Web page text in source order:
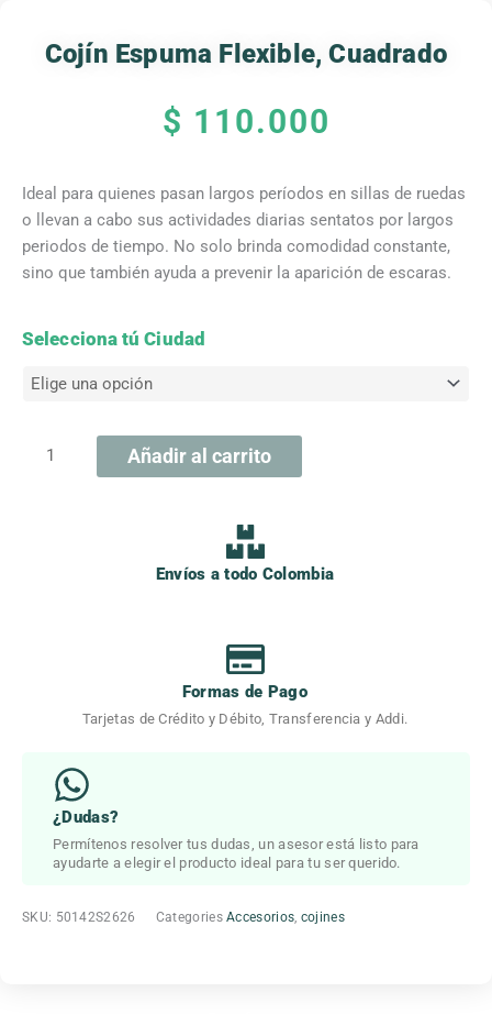
Cojín Espuma Flexible, Cuadrado
$ 110.000
Ideal para quienes pasan largos períodos en sillas de ruedas
o llevan a cabo sus actividades diarias sentatos por largos
periodos de tiempo. No solo brinda comodidad constante,
sino que también ayuda a prevenir la aparición de escaras.
Selecciona tú Ciudad
Cojín
Flexible,
Añadir al carrito
Envíos a todo Colombia
Formas de Pago
Tarjetas de Crédito y Débito, Transferencia y Addi.
¿Dudas?
Permítenos resolver tus dudas, un asesor está listo para
ayudarte a elegir el producto ideal para tu ser querido.
SKU: 50142S2626 Categories Accesorios, cojines